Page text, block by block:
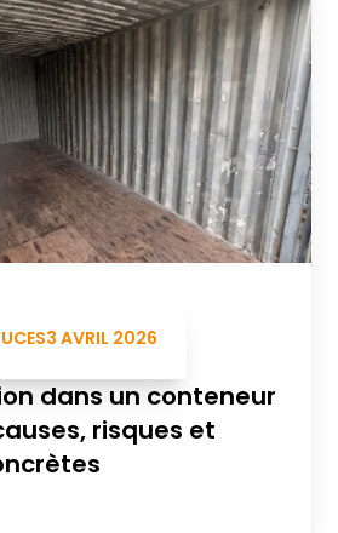
3 AVRIL 2026
dans un conteneur
risques et